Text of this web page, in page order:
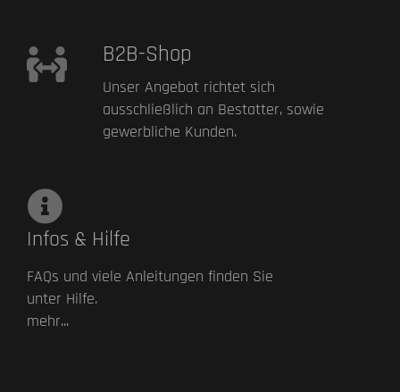
B2B-Shop
Unser Angebot richtet sich
ausschließlich an Bestatter, sowie
gewerbliche Kunden.
Infos & Hilfe
FAQs und viele Anleitungen finden Sie
unter Hilfe.
mehr...